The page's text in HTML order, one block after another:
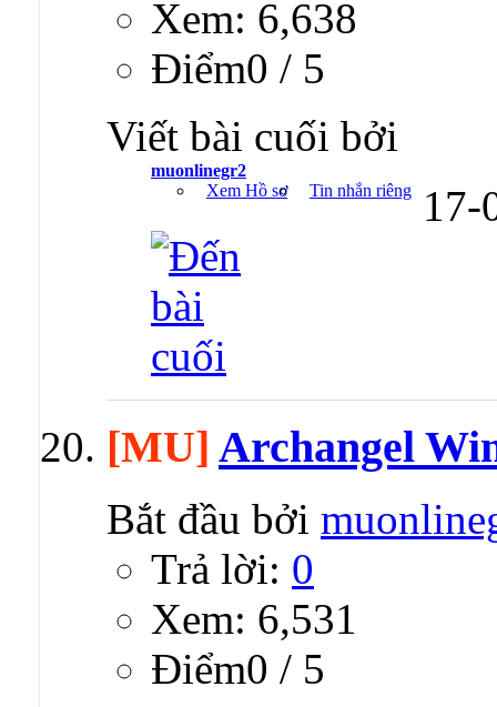
Xem: 6,638
Ðiểm0 / 5
Viết bài cuối bởi
muonlinegr2
Xem Hồ sơ
Tin nhắn riêng
[MU] Archangel
Bắt đầu bởi
Trả lời: 0
Xem: 6,531
Ðiểm0 / 5